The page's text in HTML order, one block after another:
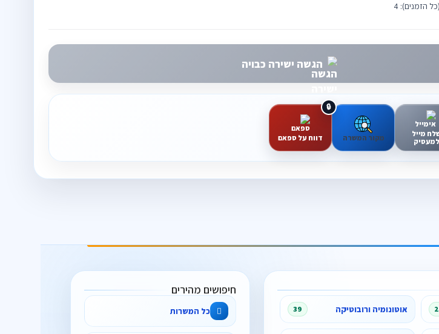
הזמנים): 4
הגשה ישירה כבויה
מייל
למעסיק
מקור המשרה דווח על ספאם
אוטונומיה ורובוטיקה 39
חיפושים מהירים
כל המשרות